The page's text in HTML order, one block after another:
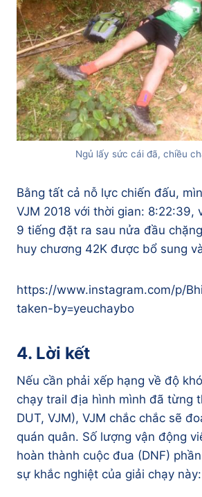
Ngủ lấy sức cái đã, chiều
Bằng tất cả nỗ lực chiến đấu,
VJM 2018 với thời gian: 8:22:39,
9 tiếng đặt ra sau nửa đầu
huy chương 42K được bổ sung
https://www.instagram.com/p/
taken-by=yeuchaybo
4. Lời kết
Nếu cần phải xếp hạng về độ
chạy trail địa hình mình đã từng
DUT, VJM), VJM chắc chắc sẽ
quán quân. Số lượng vận động
hoàn thành cuộc đua (DNF)
sự khắc nghiệt của giải chạy này: